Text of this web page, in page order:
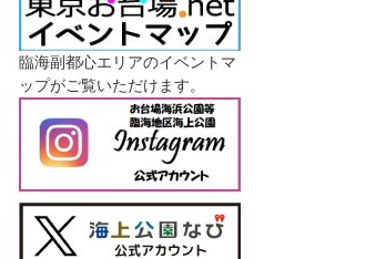
臨海副都心エリアのイベントマ
ップがご覧いただけます。
今日の東京港埠頭㈱【公式
X】